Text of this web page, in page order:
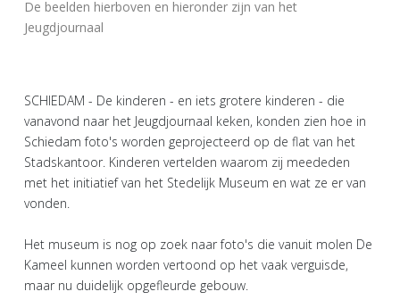
De beelden hierboven en hieronder zijn van het
Jeugdjournaal
SCHIEDAM - De kinderen - en iets grotere kinderen - die
vanavond naar het Jeugdjournaal keken, konden zien hoe in
Schiedam foto's worden geprojecteerd op de flat van het
Stadskantoor. Kinderen vertelden waarom zij meededen
met het initiatief van het Stedelijk Museum en wat ze er van
vonden.
Het museum is nog op zoek naar foto's die vanuit molen De
Kameel kunnen worden vertoond op het vaak verguisde,
maar nu duidelijk opgefleurde gebouw.